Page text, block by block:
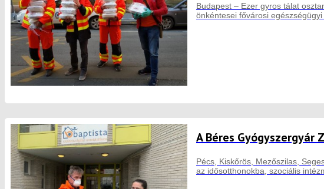
Budapest – Ezer gyros tálat
önkéntesei fővárosi
A Béres Gyógyszergyár
Pécs, Kiskőrös, Mezőszilas,
az idősotthonokba, szociális